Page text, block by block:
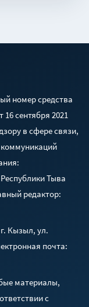
номер средства
сентября 2021
в сфере связи,
Тыва
редактор:
Кызыл, ул.
почта:
материалы,
с